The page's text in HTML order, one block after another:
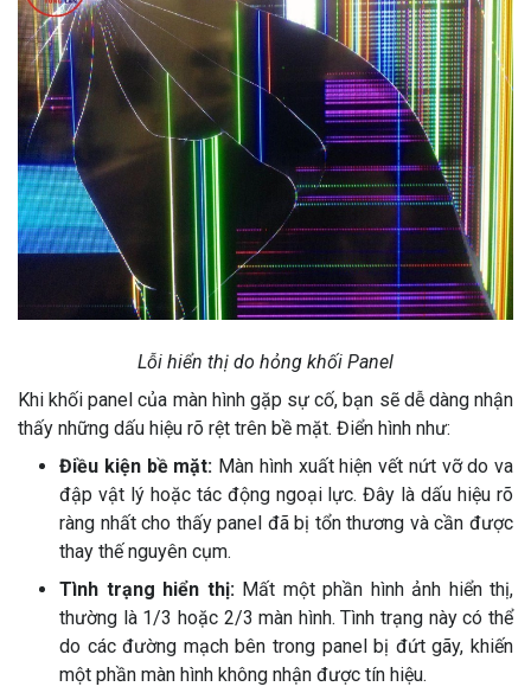
Lỗi hiển thị do hỏng khối Panel
Khi khối panel của màn hình gặp sự cố, bạn sẽ dễ dàng nhận
thấy những dấu hiệu rõ rệt trên bề mặt. Điển hình như:
Điều kiện bề mặt: Màn hình xuất hiện vết nứt vỡ do va
đập vật lý hoặc tác động ngoại lực. Đây là dấu hiệu rõ
ràng nhất cho thấy panel đã bị tổn thương và cần được
thay thế nguyên cụm.
Tình trạng hiển thị: Mất một phần hình ảnh hiển thị,
thường là 1/3 hoặc 2/3 màn hình. Tình trạng này có thể
do các đường mạch bên trong panel bị đứt gãy, khiến
một phần màn hình không nhận được tín hiệu.